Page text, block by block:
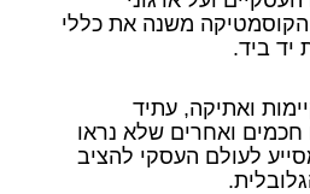
הקוסמטיקה משנה את כללי
יד ביד.
ואתיקה, עתיד
ואחרים שלא נראו
לעולם העסקי להציב